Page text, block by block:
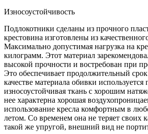
Износоустойчивость
Подлокотники сделаны из прочного
крестовина изготовлены из
Максимально допустимая нагрузка на
килограмм. Этот материал
высокой прочности и востребован при
Это обеспечивает продолжительный
качестве материала обивки используется
износоустойчивая ткань с хорошим
нее характерна хорошая
использование кресла комфортным в
летом. Со временем она не теряет своих
такой же упругой, внешний вид не